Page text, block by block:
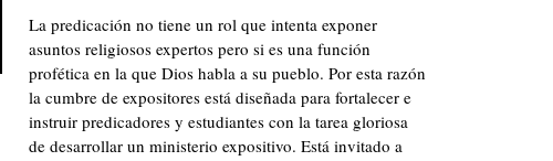
La predicación no tiene un rol que intenta exponer
asuntos religiosos expertos pero si es una función
profética en la que Dios habla a su pueblo. Por esta razón
la cumbre de expositores está diseñada para fortalecer e
instruir predicadores y estudiantes con la tarea gloriosa
de desarrollar un ministerio expositivo. Está invitado a